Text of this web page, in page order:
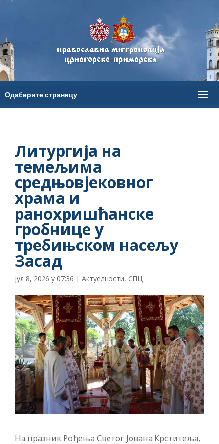
Литургија на
темељима
средњовјековног
храма и
ранохришћанске
гробнице у
требињском насељу
Засад
јул 8, 2026 у 07:36 | Актуелности, СПЦ
На празник Рођења Светог Јована Крститеља,